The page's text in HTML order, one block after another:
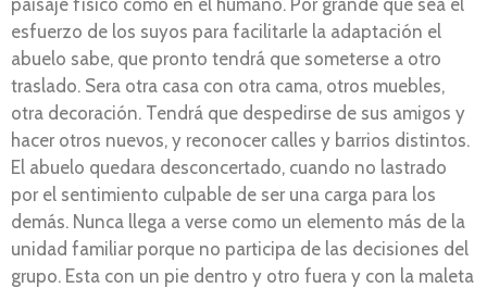
paisaje físico como en el humano. Por grande que sea el
esfuerzo de los suyos para facilitarle la adaptación el
abuelo sabe, que pronto tendrá que someterse a otro
traslado. Sera otra casa con otra cama, otros muebles,
otra decoración. Tendrá que despedirse de sus amigos y
hacer otros nuevos, y reconocer calles y barrios distintos.
El abuelo quedara desconcertado, cuando no lastrado
por el sentimiento culpable de ser una carga para los
demás. Nunca llega a verse como un elemento más de la
unidad familiar porque no participa de las decisiones del
grupo. Esta con un pie dentro y otro fuera y con la maleta